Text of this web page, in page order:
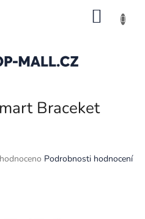
Braceket
Podrobnosti hodnocení